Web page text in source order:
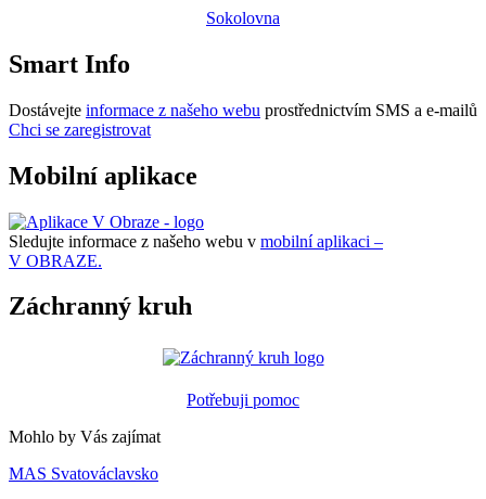
Sokolovna
Smart Info
Dostávejte informace z našeho webu prostřednictvím SMS a e-mailů
Chci se zaregistrovat
Mobilní aplikace
Sledujte informace z našeho webu v mobilní aplikaci –
V OBRAZE.
Záchranný kruh
Potřebuji pomoc
Mohlo by Vás zajímat
MAS Svatováclavsko